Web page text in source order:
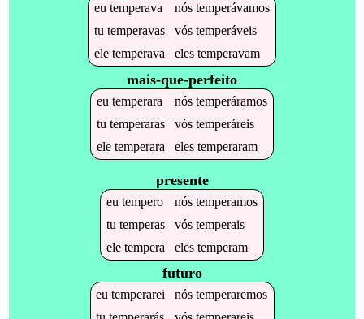
eu temperava nós temperávamos
tu temperavas vós temperáveis
ele temperava eles temperavam
mais-que-perfeito
eu temperara nós temperáramos
tu temperaras vós temperáreis
ele temperara eles temperaram
presente
eu tempero nós temperamos
tu temperas vós temperais
ele tempera eles temperam
futuro
eutemperarei nóstemperaremos